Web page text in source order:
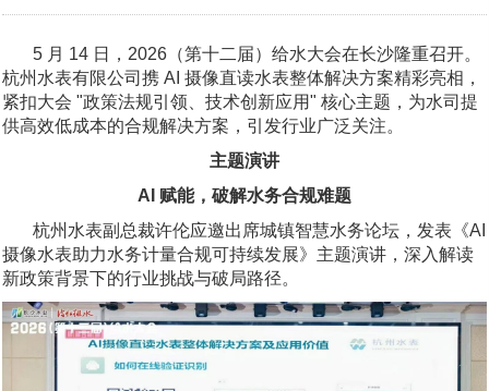
5 月 14 日，2026（第十二届）给水大会在长沙隆重召开。
杭州水表有限公司携 AI 摄像直读水表整体解决方案精彩亮相，
紧扣大会 "政策法规引领、技术创新应用" 核心主题，为水司提
供高效低成本的合规解决方案，引发行业广泛关注。
主题演讲
AI 赋能，破解水务合规难题
杭州水表副总裁许伦应邀出席城镇智慧水务论坛，发表《AI
摄像水表助力水务计量合规可持续发展》主题演讲，深入解读
新政策背景下的行业挑战与破局路径。